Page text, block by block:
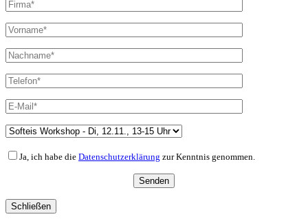
Ja, ich habe die Datenschutzerklärung zur Kenntnis genommen.
Schließen